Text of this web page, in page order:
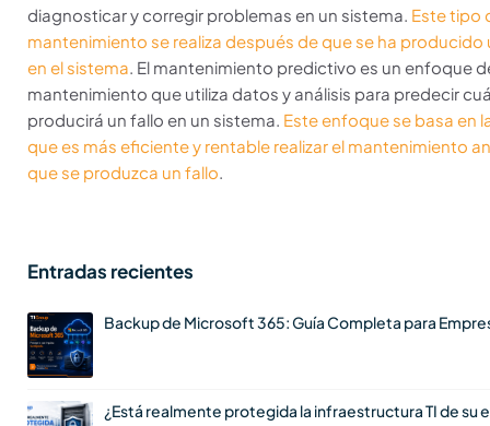
diagnosticar y corregir problemas en un sistema. Este tipo
mantenimiento se realiza después de que se ha producido
en el sistema. El mantenimiento predictivo es un enfoque
mantenimiento que utiliza datos y análisis para predecir
producirá un fallo en un sistema. Este enfoque se basa en
que es más eficiente y rentable realizar el mantenimiento
que se produzca un fallo.
Entradas recientes
Backup de Microsoft 365: Guía Completa para
¿Está realmente protegida la infraestructura TI de su